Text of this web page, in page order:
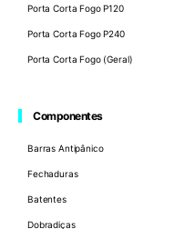
Porta Corta Fogo P120
Porta Corta Fogo P240
Porta Corta Fogo (Geral)
Componentes
Barras Antipânico
Fechaduras
Batentes
Dobradiças